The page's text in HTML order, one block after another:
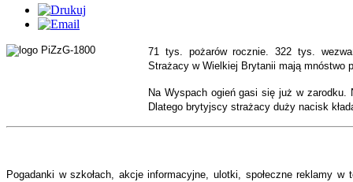
71 tys. pożarów rocznie. 322 tys.
Strażacy w Wielkiej Brytanii mają mnóstwo
Na Wyspach ogień gasi się już w zarodku.
Dlatego brytyjscy strażacy duży nacisk
Pogadanki w szkołach, akcje informacyjne, ulotki, społeczne reklamy